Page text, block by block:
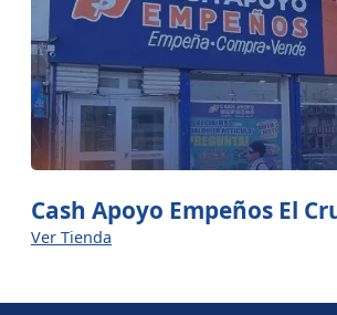
Cash Apoyo Empeños El
Ver Tienda